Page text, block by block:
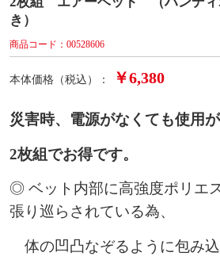
き）
商品コード：00528606
本体価格（税込）： ￥6,380
災害時、電源がなくても使用が
2枚組でお得です。
◎ ベット内部に高強度ポリエ
張り巡らされている為、
体の凹凸なぞるように包み